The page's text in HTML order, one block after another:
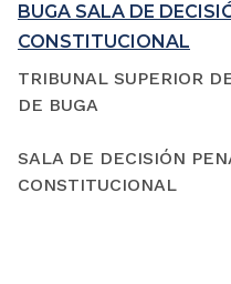
BUGA SALA DE
CONSTITUCIONAL
TRIBUNAL SUPERIOR
DE BUGA
SALA DE DECISIÓN
CONSTITUCIONAL